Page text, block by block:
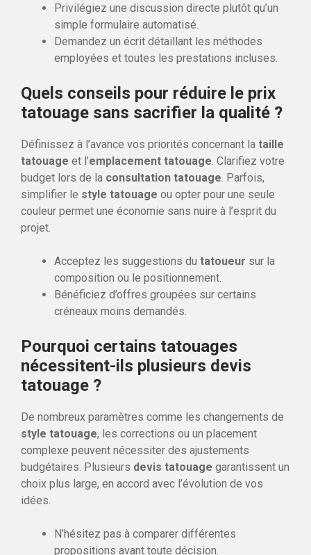
Privilégiez une discussion directe plutôt qu’un
simple formulaire automatisé.
Demandez un écrit détaillant les méthodes
employées et toutes les prestations incluses.
Quels conseils pour réduire le prix
tatouage sans sacrifier la qualité ?
Définissez à l’avance vos priorités concernant la taille
tatouage et l’emplacement tatouage. Clarifiez votre
budget lors de la consultation tatouage. Parfois,
simplifier le style tatouage ou opter pour une seule
couleur permet une économie sans nuire à l’esprit du
projet.
Acceptez les suggestions du tatoueur sur la
composition ou le positionnement.
Bénéficiez d’offres groupées sur certains
créneaux moins demandés.
Pourquoi certains tatouages
nécessitent-ils plusieurs devis
tatouage ?
De nombreux paramètres comme les changements de
style tatouage, les corrections ou un placement
complexe peuvent nécessiter des ajustements
budgétaires. Plusieurs devis tatouage garantissent un
choix plus large, en accord avec l’évolution de vos
idées.
N’hésitez pas à comparer différentes
propositions avant toute décision.